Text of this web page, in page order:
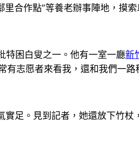
合作點”等養老辦事陣地，摸
困白叟之一。他有一室一廳新
志愿者來看我，還和我們一路
。見到記者，她還放下竹杖